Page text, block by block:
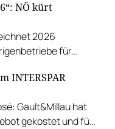
NÖ kürt
2026
für
INTERSPAR
Gault&Millau hat
gekostet und fünf